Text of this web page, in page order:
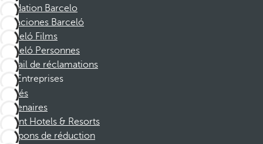
Fondation Barcelo
Vacaciones Barceló
Barceló Films
Barceló Personnes
Portail de réclamations
Entreprises
Affiliés
Partenaires
Dorint Hotels & Resorts
Coupons de réduction